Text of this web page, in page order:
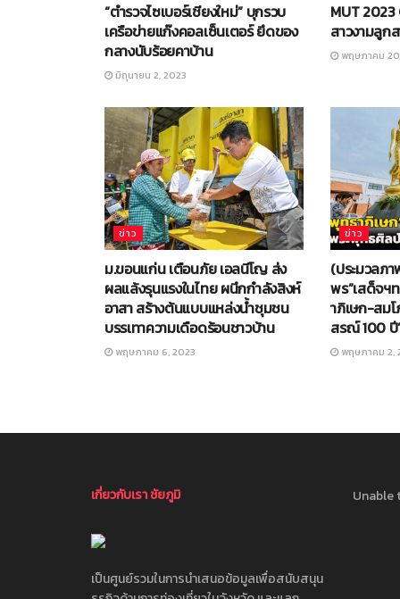
“ตำรวจไซเบอร์เชียงใหม่” บุกรวบ
เครือข่ายแก๊งคอลเซ็นเตอร์ ยึดของ
กลางนับร้อยคาบ้าน
มิถุนายน 2, 2023
MUT
สาวงามลูก
พฤษภาคม
ข่าว
ม.ขอนแก่น เตือนภัย เอลนีโญ ส่ง
ผลแล้งรุนแรงในไทย ผนึกกำลังสิงห์
อาสา สร้างต้นแบบแหล่งน้ำชุมชน
บรรเทาความเดือดร้อนชาวบ้าน
พฤษภาคม 6, 2023
ข่าว
(ประมวลภ
พร”เสด็จฯ
าภิเษก-สม
สรณ์ 100 ปี
พฤษภาคม 2,
เกี่ยวกับเรา ชัยภูมิ
เป็นศูนย์รวมในการนำเสนอข้อมูลเพื่อสนับสนุน
Unable